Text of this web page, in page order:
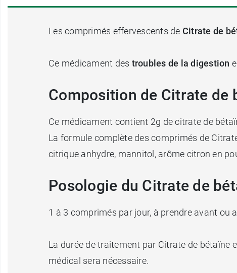
Les comprimés effervescents de Citrate de
Ce médicament des troubles de la digestion
Composition de Citrate de
Ce médicament contient 2g de citrate de
La formule complète des comprimés de
citrique anhydre, mannitol, arôme citron en
Posologie du Citrate de
1 à 3 comprimés par jour, à prendre avant ou
La durée de traitement par Citrate de bétaïne
médical sera nécessaire.